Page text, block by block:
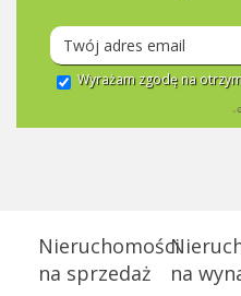
Wyrażam zgodę na
Nieruchomości
na sprzedaż
na